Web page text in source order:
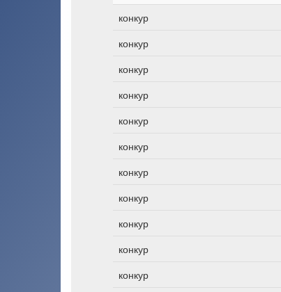
конкур
конкур
конкур
конкур
конкур
конкур
конкур
конкур
конкур
конкур
конкур